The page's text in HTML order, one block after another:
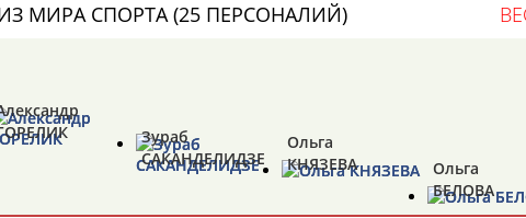
Адресов в новостной рассылке:
МИРА СПОРТА (25 ПЕРСОНАЛИЙ)
Зураб
САКАНДЕЛИДЗЕ
Ольга
КНЯЗЕВА
Ольга
БЕЛОВА